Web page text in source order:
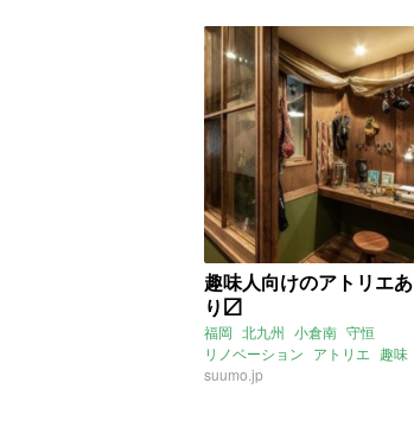
趣味人向けのアトリエあ
り〼
福岡 北九州 小倉南 守恒
リノベーション アトリエ 趣味
山小屋
suumo.jp